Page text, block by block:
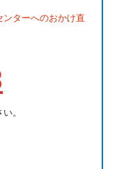
ターへのおかけ直
。